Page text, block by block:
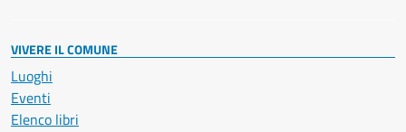
VIVERE IL COMUNE
Luoghi
Eventi
Elenco libri